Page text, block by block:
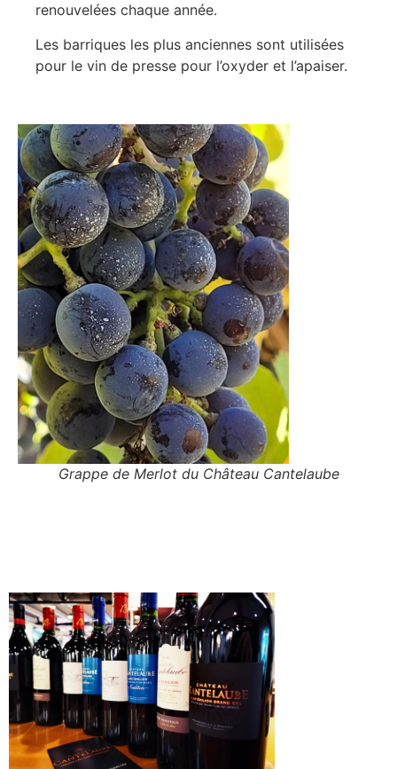
renouvelées chaque année.
Les barriques les plus anciennes sont utilisées
pour le vin de presse pour l’oxyder et l’apaiser.
Grappe de Merlot du Château Cantelaube